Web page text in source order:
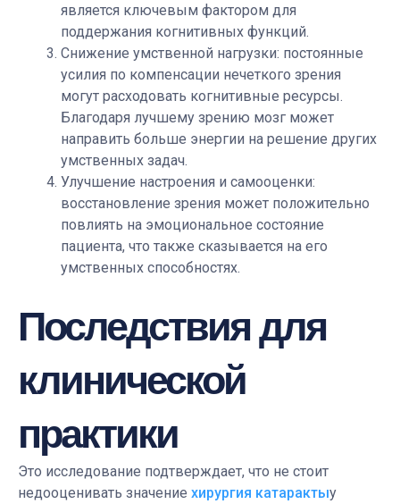
является ключевым фактором для
поддержания когнитивных функций.
Снижение умственной нагрузки: постоянные
усилия по компенсации нечеткого зрения
могут расходовать когнитивные ресурсы.
Благодаря лучшему зрению мозг может
направить больше энергии на решение других
умственных задач.
Улучшение настроения и самооценки:
восстановление зрения может положительно
повлиять на эмоциональное состояние
пациента, что также сказывается на его
умственных способностях.
Последствия для
клинической
практики
Это исследование подтверждает, что не стоит
недооценивать значение хирургия катарактыу